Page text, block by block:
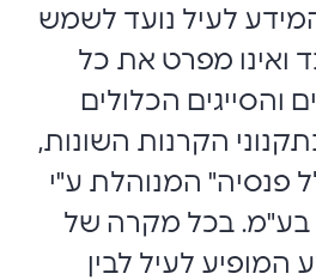
לעיל נועד לשמש
ואינו מפרט את כל
והסייגים הכלולים
הקרנות השונות,
פנסיה" המנוהלת ע"י
בע"מ. בכל מקרה של
המופיע לעיל לבין